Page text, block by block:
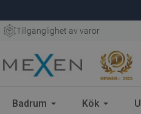
Tillgänglighet av varor
Badrum Kök